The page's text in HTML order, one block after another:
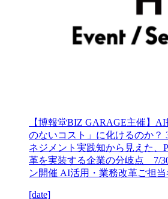
【博報堂BIZ GARAGE主催】
のないコスト」に化けるのか？
ネジメント実践知から見えた、
革を実装する企業の分岐点 7/
ン開催 AI活用・業務改革ご担
[date]